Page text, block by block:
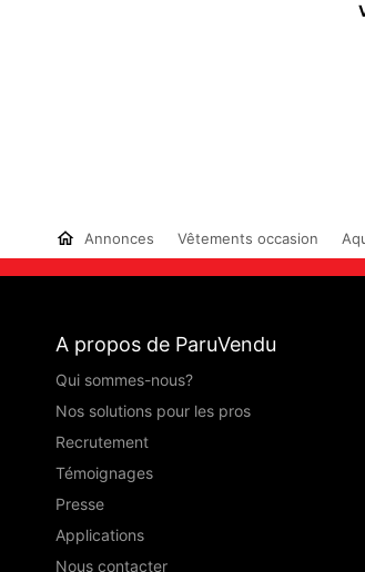
Annonces Vêtements occasion
A propos de ParuVendu
Qui sommes-nous?
Nos solutions pour les pros
Recrutement
Témoignages
Presse
Applications
Nous contacter